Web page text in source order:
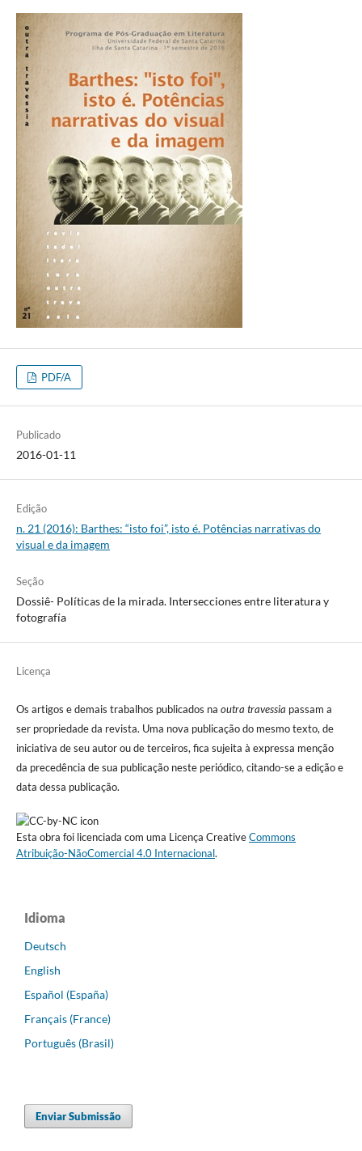
PDF/A
Publicado
2016-01-11
Edição
n. 21 (2016): Barthes: “isto foi”, isto é. Potências narrativas do
visual e da imagem
Seção
Dossiê- Políticas de la mirada. Intersecciones entre literatura y
fotografía
Licença
Os artigos e demais trabalhos publicados na outra travessia passam a
ser propriedade da revista. Uma nova publicação do mesmo texto, de
iniciativa de seu autor ou de terceiros, fica sujeita à expressa menção
da precedência de sua publicação neste periódico, citando-se a edição e
data dessa publicação.
Esta obra foi licenciada com uma Licença CreativeCommons
Atribuição-NãoComercial 4.0 Internacional.
Idioma
Deutsch
English
Español (España)
Français (France)
Português (Brasil)
Enviar Submissão